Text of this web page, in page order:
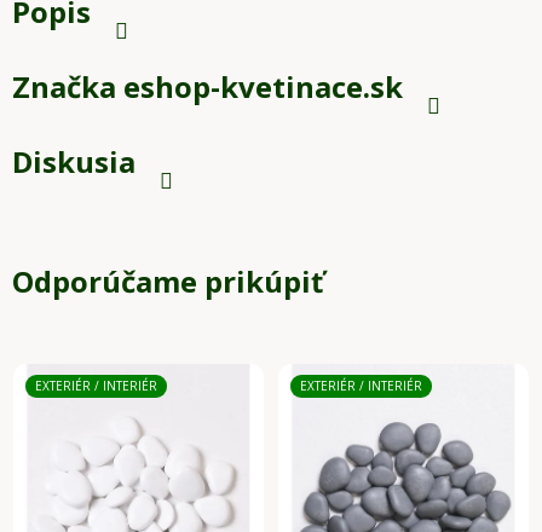
Popis
Značka eshop-kvetinace.sk
Diskusia
Odporúčame prikúpiť
EXTERIÉR / INTERIÉR EXTERIÉR / INTERIÉR